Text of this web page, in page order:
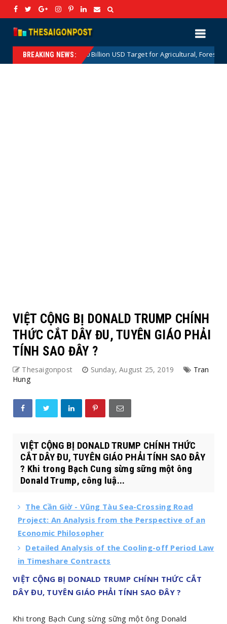
BREAKING NEWS:
100 Billion USD Target for Agricultural, Forestry and Aquatic
VIỆT CỘNG BỊ DONALD TRUMP CHÍNH
THỨC CẮT DÂY ĐU, TUYÊN GIÁO PHẢI
TÍNH SAO ĐÂY ?
Thesaigonpost Sunday, August 25, 2019
Tran
Hung
VIỆT CỘNG BỊ DONALD TRUMP CHÍNH THỨC
CẮT DÂY ĐU, TUYÊN GIÁO PHẢI TÍNH SAO ĐÂY
? Khi trong Bạch Cung sừng sững một ông
Donald Trump, công luậ...
The Cần Giờ - Vũng Tàu Sea-Crossing Road
Project: An Analysis from the Perspective of an
Economic Philosopher
Detailed Analysis of the Cooling-off Period Law
in Timeshare Contracts
VIỆT CỘNG BỊ DONALD TRUMP CHÍNH THỨC CẮT
DÂY ĐU, TUYÊN GIÁO PHẢI TÍNH SAO ĐÂY ?
Khi trong Bạch Cung sừng sững một ông Donald